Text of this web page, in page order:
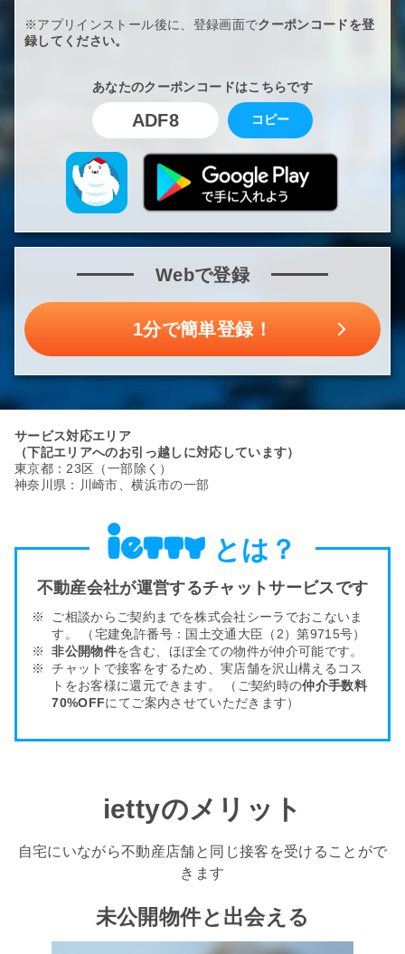
※アプリインストール後に、登録画面でクーポンコードを登
録してください。
あなたのクーポンコードはこちらです
ADF8 コピー
Webで登録
1分で簡単登録！
サービス対応エリア
（下記エリアへのお引っ越しに対応しています）
東京都：23区（一部除く）
神奈川県：川崎市、横浜市の一部
とは？
不動産会社が運営するチャットサービスです
ご相談からご契約までを株式会社シーラでおこないま
す。
（宅建免許番号：国土交通大臣（2）第9715号）
非公開物件を含む、ほぼ全ての物件が仲介可能です。
チャットで接客をするため、実店舗を沢山構える コス
トをお客様に還元できます。 （ご契約時の仲介手数料
70%OFFにてご案内させていただきます）
iettyのメリット
自宅にいながら不動産店舗と同じ接客を受けることがで
きます
未公開物件と出会える